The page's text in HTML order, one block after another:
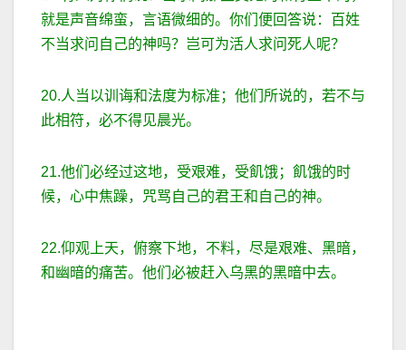
就是声音绵蛮，言语微细的。你们便回答说：百姓
不当求问自己的神吗？岂可为活人求问死人呢？
20.人当以训诲和法度为标准；他们所说的，若不与
此相符，必不得见晨光。
21.他们必经过这地，受艰难，受飢饿；飢饿的时
候，心中焦躁，咒骂自己的君王和自己的神。
22.仰观上天，俯察下地，不料，尽是艰难、黑暗，
和幽暗的痛苦。他们必被赶入乌黑的黑暗中去。